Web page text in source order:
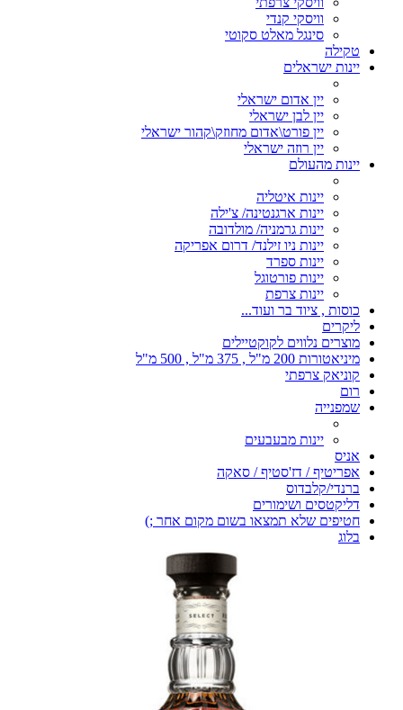
וויסקי קנדי
סינגל מאלט סקוטי
טקילה
יינות ישראלים
יין אדום ישראלי
יין לבן ישראלי
יין פורט\אדום מחוזק\קהור ישראלי
יין רוזה ישראלי
יינות מהעולם
יינות איטליה
יינות ארגנטינה/ צ'ילה
יינות גרמניה/ מולדובה
יינות ניו זילנד/ דרום אפריקה
יינות ספרד
יינות פורטוגל
יינות צרפת
כוסות , ציוד בר ועוד...
ליקרים
מוצרים נלווים לקוקטיילים
מיניאטורות 200 מ"ל , 375 מ"ל , 500 מ"ל
קוניאק צרפתי
רום
שמפנייה
יינות מבעבעים
אניס
אפריטיף / דז'סטיף / סאקה
ברנדי/קלבדוס
דליקטסים ושימורים
חטיפים שלא תמצאו בשום מקום אחר ;)
בלוג